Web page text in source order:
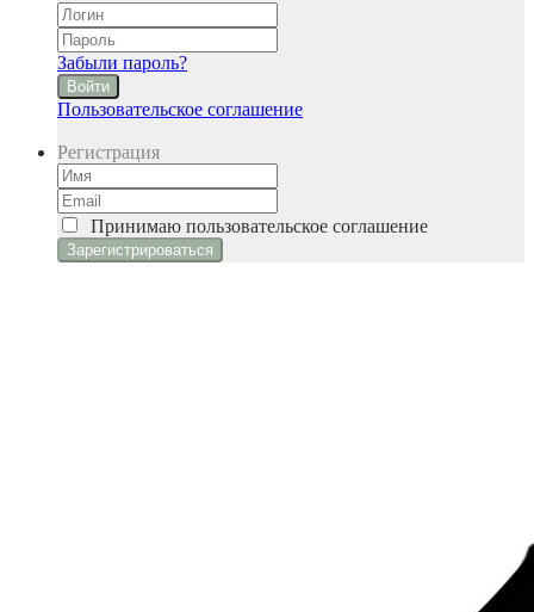
Забыли пароль?
Войти
Пользовательское соглашение
Регистрация
Принимаю пользовательское соглашение